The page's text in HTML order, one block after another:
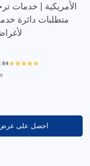
الأمريكية | خدمات
متطلبات دائرة
احصل على عرض